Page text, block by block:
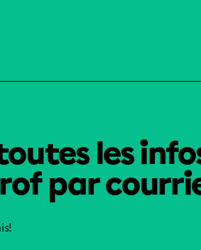
les
par